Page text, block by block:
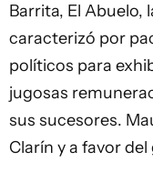
Barrita, El Abuelo,
caracterizó por
políticos para
jugosas
sus sucesores.
Clarín y a favor